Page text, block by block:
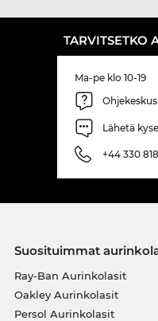
TARVITSETKO
Ma-pe klo 10-19
Ohjekeskus
Lähetä
+44 330
Suosituimmat
Ray-Ban Aurinkolasit
Oakley Aurinkolasit
Persol Aurinkolasit